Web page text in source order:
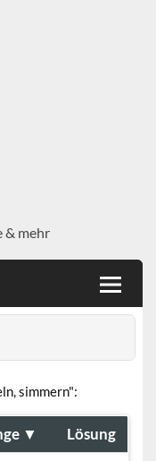
& mehr
simmern":
▼ Lösung